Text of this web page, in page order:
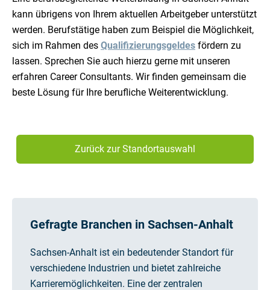
kann übrigens von Ihrem aktuellen Arbeitgeber unterstützt
werden. Berufstätige haben zum Beispiel die Möglichkeit,
sich im Rahmen des Qualifizierungsgeldes fördern zu
lassen. Sprechen Sie auch hierzu gerne mit unseren
erfahren Career Consultants. Wir finden gemeinsam die
beste Lösung für Ihre berufliche Weiterentwicklung.
Zurück zur Standortauswahl
Gefragte Branchen in Sachsen-Anhalt
Sachsen-Anhalt ist ein bedeutender Standort für
verschiedene Industrien und bietet zahlreiche
Karrieremöglichkeiten. Eine der zentralen